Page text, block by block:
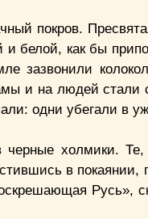
покров.
и белой, как бы
зазвонили
и на людей стали
одни убегали в
холмики.
в
Русь»,